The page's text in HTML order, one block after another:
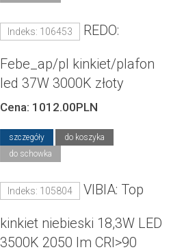
Indeks: 106453 REDO:
Febe_ap/pl kinkiet/plafon
led 37W 3000K złoty
Cena: 1012.00PLN
szczegóły
do koszyka
do schowka
Indeks: 105804 VIBIA: Top
kinkiet niebieski 18,3W LED
3500K 2050 lm CRI>90